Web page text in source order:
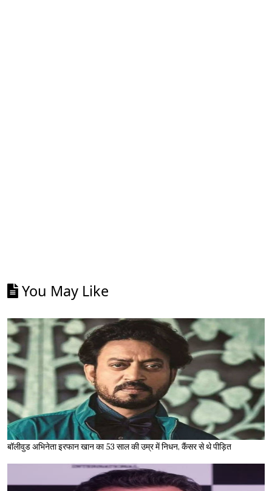
You May Like
बॉलीवुड अभिनेता इरफान खान का 53 साल की उम्र में निधन, कैंसर से थे पीड़ित